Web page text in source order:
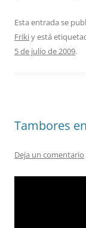
Esta entrada se
Frikiy está
5 de julio de 2009.
Tambores
Deja un comentario